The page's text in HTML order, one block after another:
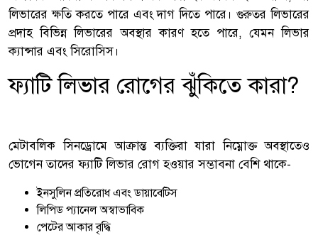
লিভারের ক্ষতি করতে পারে এবং দাগ দিতে পারে। গুরুতর লিভারের
প্রদাহ বিভিন্ন লিভারের অবস্থার কারণ হতে পারে, যেমন লিভার
ক্যান্সার এবং সিরোসিস।
ফ্যাটি লিভার রোগের ঝুঁকিতে কারা?
মেটাবলিক সিনড্রোমে আক্রান্ত ব্যক্তিরা যারা নিম্নোক্ত অবস্থাতেও
ভোগেন তাদের ফ্যাটি লিভার রোগ হওয়ার সম্ভাবনা বেশি থাকে-
ইনসুলিন প্রতিরোধ এবং ডায়াবেটিস
লিপিড প্যানেল অস্বাভাবিক
পেটের আকার বৃদ্ধি